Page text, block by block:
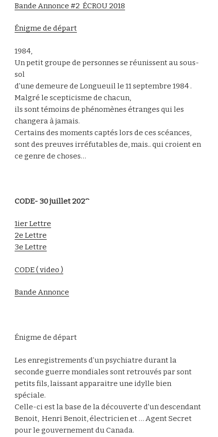
Bande Annonce #2 ÉCROU 2018
Énigme de départ
1984,
Un petit groupe de personnes se réunissent au sous-
sol
d’une demeure de Longueuil le 11 septembre 1984 .
Malgré le scepticisme de chacun,
ils sont témoins de phénomènes étranges qui les
changera à jamais.
Certains des moments captés lors de ces scéances,
sont des preuves irréfutables de, mais.. qui croient en
ce genre de choses…
CODE- 30 juillet 2022
1ier Lettre
2e Lettre
3e Lettre
CODE ( video )
Bande Annonce
Énigme de départ
Les enregistrements d’un psychiatre durant la
seconde guerre mondiales sont retrouvés par sont
petits fils, laissant apparaitre une idylle bien
spéciale.
Celle-ci est la base de la découverte d’un descendant
Benoit, Henri Benoit, électricien et … Agent Secret
pour le gouvernement du Canada.